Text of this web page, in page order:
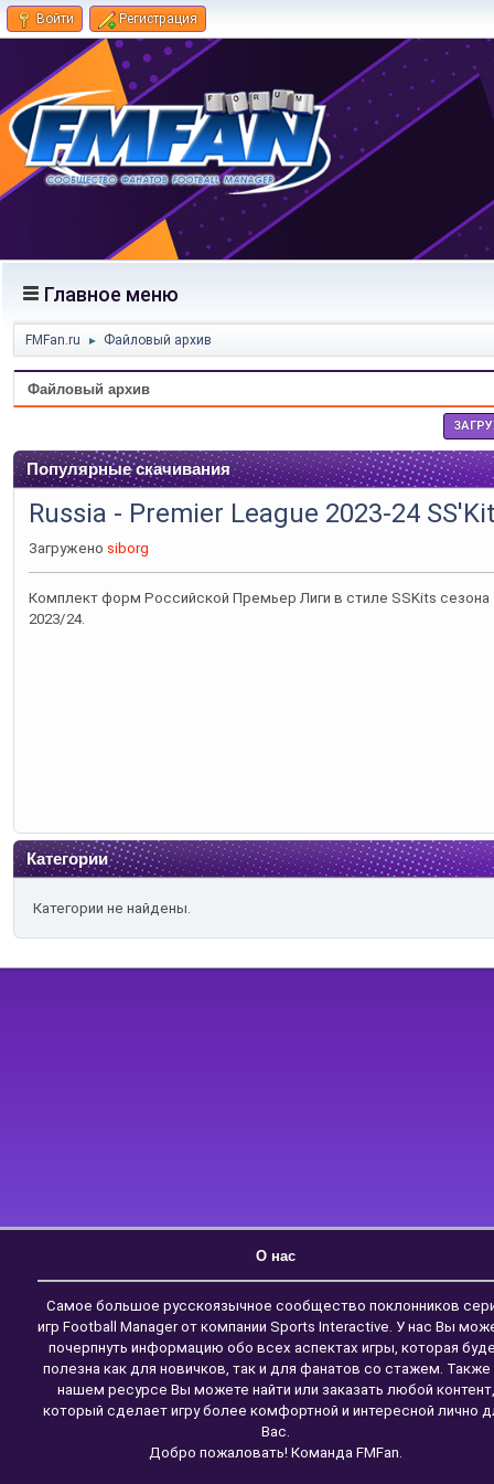
Войти Регистрация
Главное меню
FMFan.ru ► Файловый архив
Файловый архив
Популярные скачивания
Russia - Premier League 2023-24
Загружено siborg
Комплект форм Российской Премьер Лиги в стиле SSKits сезона
2023/24.
Категории
Категории не найдены.
О нас
Самое большое русскоязычное сообщество поклонников
игр Football Manager от компании Sports Interactive. У нас Вы
почерпнуть информацию обо всех аспектах игры, которая
полезна как для новичков, так и для фанатов со стажем. Также
нашем ресурсе Вы можете найти или заказать любой контент,
который сделает игру более комфортной и интересной лично
Вас.
Добро пожаловать! Команда FMFan.